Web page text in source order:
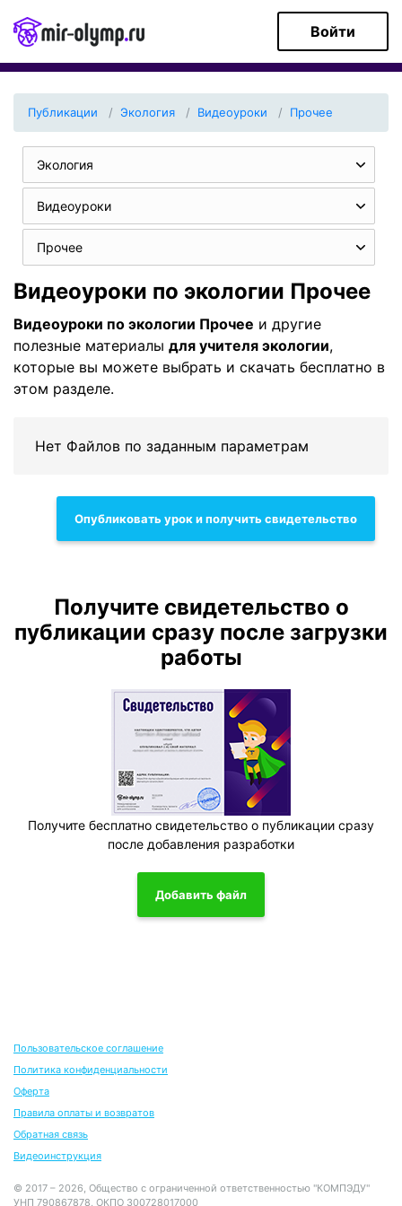
Войти
Публикации Экология Видеоуроки Прочее
Экология
Видеоуроки
Прочее
Видеоуроки по экологии Прочее
Видеоуроки по экологии Прочее и другие
полезные материалы для учителя экологии,
которые вы можете выбрать и скачать бесплатно в
этом разделе.
Нет Файлов по заданным параметрам
Опубликовать урок и получить свидетельство
Получите свидетельство о
публикации сразу после загрузки
работы
Получите бесплатно свидетельство о публикации сразу
после добавления разработки
Добавить файл
Пользовательское соглашение
Политика конфиденциальности
Оферта
Правила оплаты и возвратов
Обратная связь
Видеоинструкция
© 2017 – 2026, Общество с ограниченной ответственностью "КОМПЭДУ"
УНП 790867878, ОКПО 300728017000